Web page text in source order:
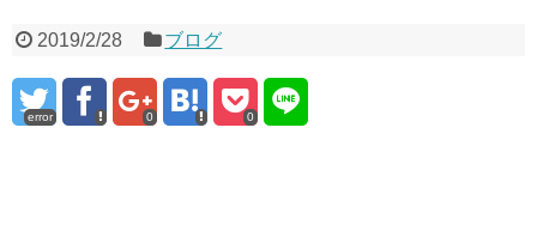
2019/2/28 ブログ
error 0 0